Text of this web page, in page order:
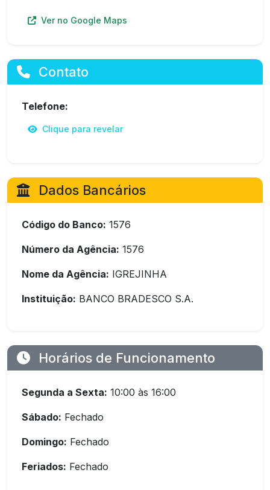
Ver no Google Maps
Contato
Telefone:
Clique para revelar
Dados Bancários
Código do Banco: 1576
Número da Agência: 1576
Nome da Agência: IGREJINHA
Instituição: BANCO BRADESCO S.A.
Horários de Funcionamento
Segunda a Sexta: 10:00 às 16:00
Sábado: Fechado
Domingo: Fechado
Feriados: Fechado